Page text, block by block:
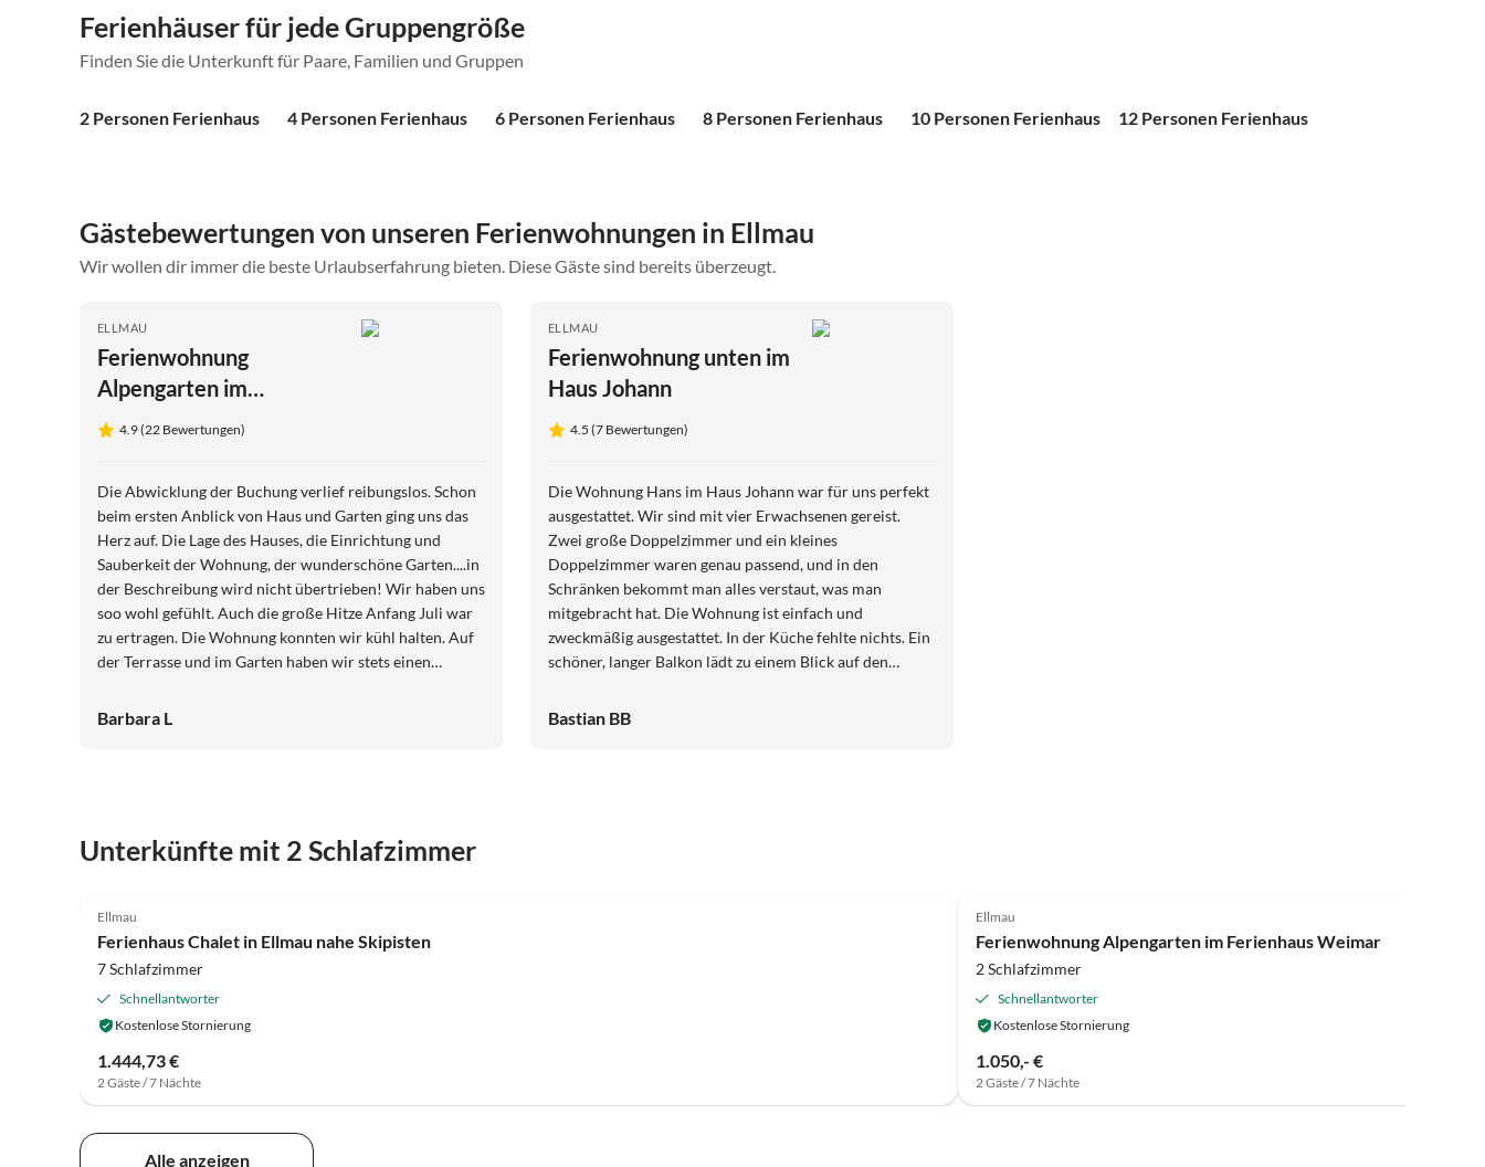
Ferienhäuser für jede Gruppengröße
Finden Sie die Unterkunft für Paare, Familien und Gruppen
2 Personen Ferienhaus 4 Personen Ferienhaus 6 Personen Ferienhaus 8 Personen Ferienhaus 10 Personen Ferienhaus 12 Personen Ferienhaus
Gästebewertungen von unseren Ferienwohnungen in Ellmau
Wir wollen dir immer die beste Urlaubserfahrung bieten. Diese Gäste sind bereits überzeugt.
ELLMAU
Ferienwohnung
Alpengarten im
Ferienhaus Weimar
4.9 (22 Bewertungen)
Die Abwicklung der Buchung verlief reibungslos. Schon
beim ersten Anblick von Haus und Garten ging uns das
Herz auf. Die Lage des Hauses, die Einrichtung und
Sauberkeit der Wohnung, der wunderschöne Garten....in
der Beschreibung wird nicht übertrieben! Wir haben uns
soo wohl gefühlt. Auch die große Hitze Anfang Juli war
zu ertragen. Die Wohnung konnten wir kühl halten. Auf
der Terrasse und im Garten haben wir stets einen
Umgebung ( wir haben alles mit den Rädern erkundet )
Barbara L
ELLMAU
Ferienwohnung unten im
Haus Johann
4.5 (7 Bewertungen)
Die Wohnung Hans im Haus Johann war für uns perfekt
ausgestattet. Wir sind mit vier Erwachsenen gereist.
Zwei große Doppelzimmer und ein kleines
Doppelzimmer waren genau passend, und in den
Schränken bekommt man alles verstaut, was man
mitgebracht hat. Die Wohnung ist einfach und
zweckmäßig ausgestattet. In der Küche fehlte nichts. Ein
schöner, langer Balkon lädt zu einem Blick auf den
Regendusche, WC und zwei Waschbecken sowie viel
Bastian BB
Unterkünfte mit 2 Schlafzimmer
Ellmau
Ferienhaus Chalet in Ellmau nahe Skipisten
7 Schlafzimmer
Schnellantworter
Kostenlose Stornierung
1.444,73 €
2 Gäste / 7 Nächte
Ellmau
Ferienwohnung Alpengarten im Ferienhaus Weimar
2 Schlafzimmer
Schnellantworter
Kostenlose Stornierung
1.050,- €
2 Gäste / 7 Nächte
Alle anzeigen